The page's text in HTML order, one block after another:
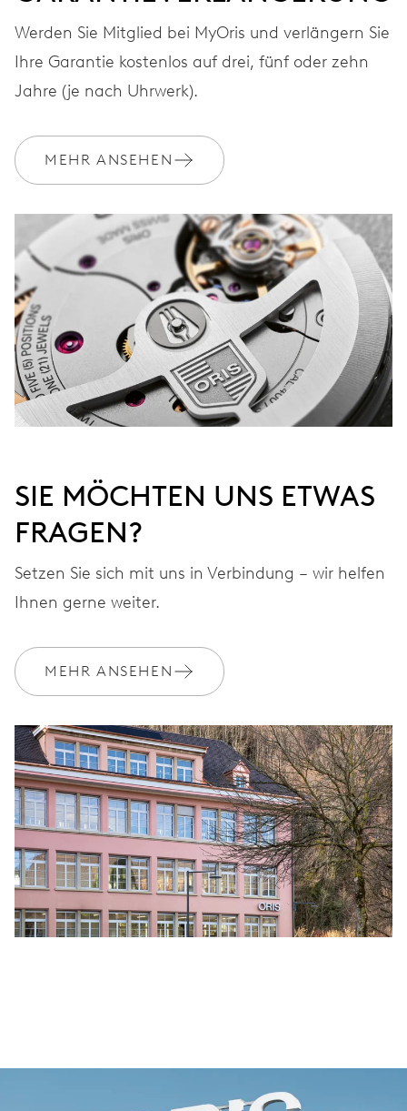
Präsentierbox
GARANTIE 2 Jahre
Werden Sie Mitglied bei MyOris und verlängern Sie Ihre Garantie
kostenlos auf 5 Jahre
MYORIS
Werden Sie Mitglied bei MyOris und verlängern Sie
Ihre Garantie kostenlos auf drei, fünf oder zehn
Jahre (je nach Uhrwerk).
MEHR ANSEHEN
SIE MÖCHTEN UNS ETWAS
FRAGEN?
Setzen Sie sich mit uns in Verbindung – wir helfen
Ihnen gerne weiter.
MEHR ANSEHEN